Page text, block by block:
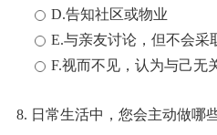
D.告知社区或物业
E.与亲友讨论，但不会采
F.视而不见，认为与己无
8. 日常生活中，您会主动做哪